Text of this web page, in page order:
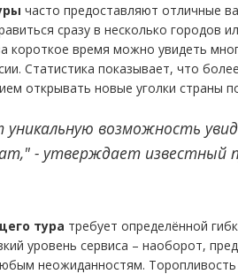
часто предоставляют отличные
сразу в несколько городов
короткое время можно увидеть
Статистика показывает, что
открывать новые уголки страны
возможность
- утверждает известный
тура требует определённой
уровень сервиса – наоборот,
неожиданностям.